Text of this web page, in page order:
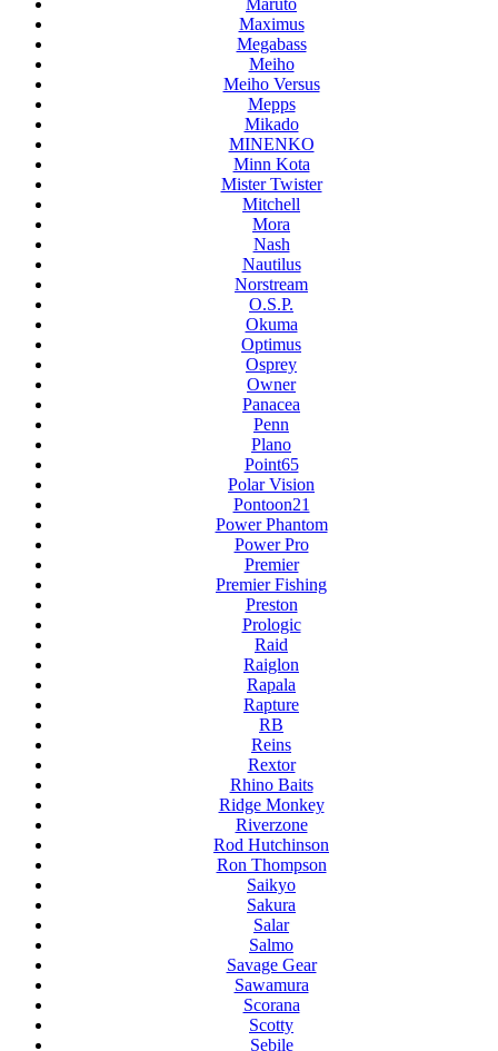
Maruto
Maximus
Megabass
Meiho
Meiho Versus
Mepps
Mikado
MINENKO
Minn Kota
Mister Twister
Mitchell
Mora
Nash
Nautilus
Norstream
O.S.P.
Okuma
Optimus
Osprey
Owner
Panacea
Penn
Plano
Point65
Polar Vision
Pontoon21
Power Phantom
Power Pro
Premier
Premier Fishing
Preston
Prologic
Raid
Raiglon
Rapala
Rapture
RB
Reins
Rextor
Rhino Baits
Ridge Monkey
Riverzone
Rod Hutchinson
Ron Thompson
Saikyo
Sakura
Salar
Salmo
Savage Gear
Sawamura
Scorana
Scotty
Sebile